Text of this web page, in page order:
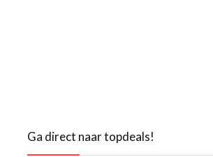
Ga direct naar topdeals!